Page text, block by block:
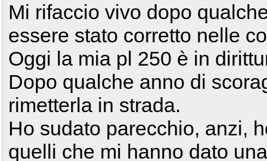
Mi rifaccio vivo dopo
essere stato corretto nelle
Oggi la mia pl 250 è in
Dopo qualche anno di
rimetterla in strada.
Ho sudato parecchio, anzi,
quelli che mi hanno dato